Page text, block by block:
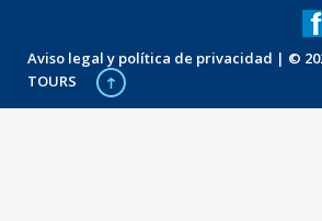
Aviso legal y política de privacidad | ©
TOURS